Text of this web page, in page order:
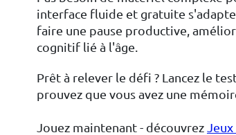
interface fluide et gratuite
faire une pause productive,
cognitif lié à l'âge.
Prêt à relever le défi ? Lancez le
prouvez que vous avez une
Jouez maintenant - découvrez